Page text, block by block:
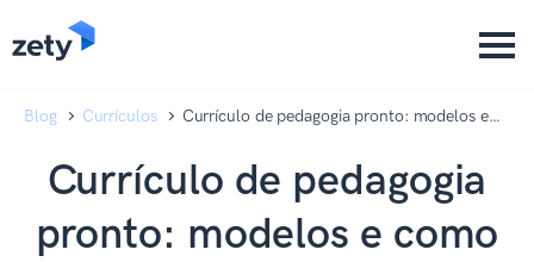
Blog Currículos
Currículo de pedagogia pronto: modelos e
Currículo de pedagogia
pronto: modelos e como